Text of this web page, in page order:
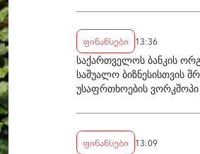
ფინანსები 13:36
საქართველოს ბანკის
საშუალო ბიზნესისთვის
უსაფრთხოების
ფინანსები 13:09